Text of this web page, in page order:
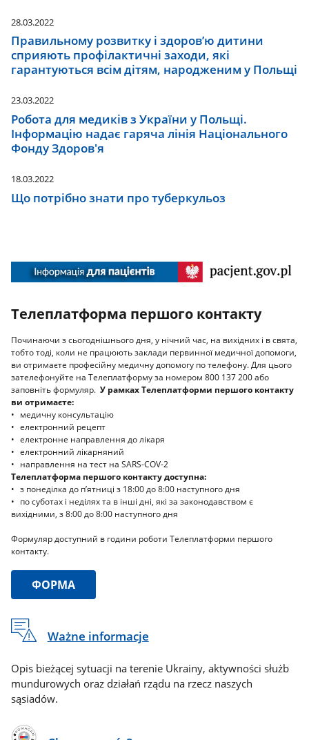
28.03.2022
Правильному розвитку і здоров’ю дитини
сприяють профілактичні заходи, які
гарантуються всім дітям, народженим у Польщі
23.03.2022
Робота для медиків з України у Польщі.
Інформацію надає гаряча лінія Національного
Фонду Здоров'я
18.03.2022
Що потрібно знати про туберкульоз
tpk
Телеплатформа першого контакту
Починаючи з сьогоднішнього дня, у нічний час, на вихідних і в свята,
тобто тоді, коли не працюють заклади первинної медичної допомоги,
ви отримаєте професійну медичну допомогу по телефону. Для цього
зателефонуйте на Телеплатформу за номером 800 137 200 або
заповніть формуляр.У рамках Телеплатформи першого контакту
ви отримаєте:
медичну консультацію
електронний рецепт
електронне направлення до лікаря
електронний лікарняний
направлення на тест на SARS-COV-2
Телеплатформа першого контакту доступна:
з понеділка до п’ятниці з 18:00 до 8:00 наступного дня
по суботах і неділях та в інші дні, які за законодавством є
вихідними, з 8:00 до 8:00 наступного дня
Формуляр доступний в години роботи Телеплатформи першого
контакту.
ФОРМА
Ważne informacje
Opis bieżącej sytuacji na terenie Ukrainy, aktywności służb
mundurowych oraz działań rządu na rzecz naszych
sąsiadów.